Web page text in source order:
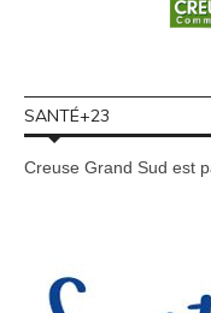
SANTÉ+23
Creuse Grand Sud est